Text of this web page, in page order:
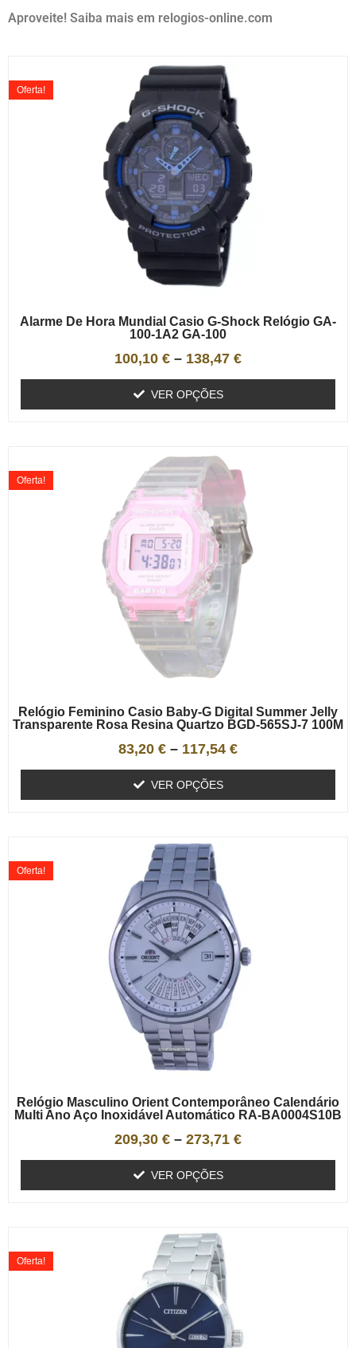
Aproveite! Saiba mais em relogios-online.com
Alarme De Hora Mundial Casio G-Shock Relógio GA-
100-1A2 GA-100
Oferta!
100,10 € – 138,47 €
VER OPÇÕES
Relógio Feminino Casio Baby-G Digital Summer Jelly
Transparente Rosa Resina Quartzo BGD-565SJ-7 100M
Oferta!
83,20 € – 117,54 €
VER OPÇÕES
Relógio Masculino Orient Contemporâneo Calendário
Multi Ano Aço Inoxidável Automático RA-BA0004S10B
Oferta!
209,30 € – 273,71 €
VER OPÇÕES
Oferta!